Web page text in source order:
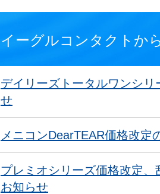
イーグルコンタクトか
デイリーズトータルワンシ
せ
メニコンDearTEAR価格改定
プレミオシリーズ価格改定
お知らせ